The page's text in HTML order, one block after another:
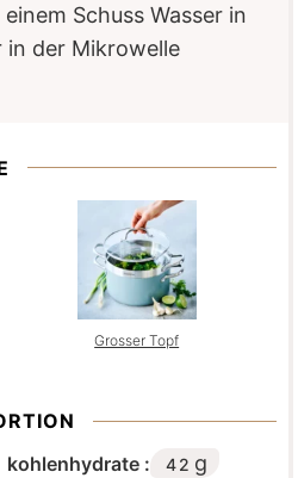
Schuss Wasser in
in der Mikrowelle
Grosser Topf
kohlenhydrate : 42 g